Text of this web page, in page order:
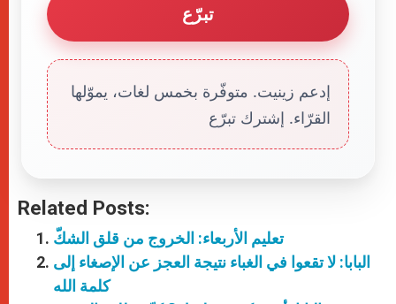
تبرّع
إدعم زينيت. متوفّرة بخمس لغات، يموّلها
القرّاء. إشترك تبرّع
Related Posts:
تعليم الأربعاء: الخروج من قلق الشكّ
البابا: لا تقعوا في الغباء نتيجة العجز عن الإصغاء إلى
كلمة الله